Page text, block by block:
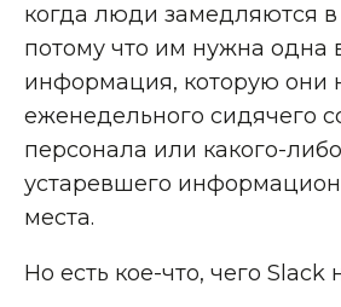
когда люди замедляются в
потому что им нужна одна
информация, которую они
еженедельного сидячего
персонала или какого-
устаревшего
места.
Но есть кое-что, чего Slack